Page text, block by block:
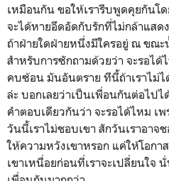
เหมือนกัน ขอให้เรารีบพูดคุยกันโ
จะได้หายอึดอัดกับรักที่ไม่กล้าแสด
ถ้าฝ่ายใดฝ่ายหนึ่งมีใครอยู่ ณ ขณ
สำหรับการซักถามด้วยว่า จะรอได้
คบซ้อน มันอันตราย ทีนี้ถ้าเราไม่
ล่ะ บอกเลยว่าเป็นเพื่อนกันต่อไป
คำตอบเดียวกันว่า จะรอได้ไหม เ
วันนี้เราไม่ชอบเขา สักวันเราอาจ
ให้ความหวังเขาหรอก แค่ให้โอกา
เขาเหนื่อยก่อนที่เราจะเปลี่ยนใจ